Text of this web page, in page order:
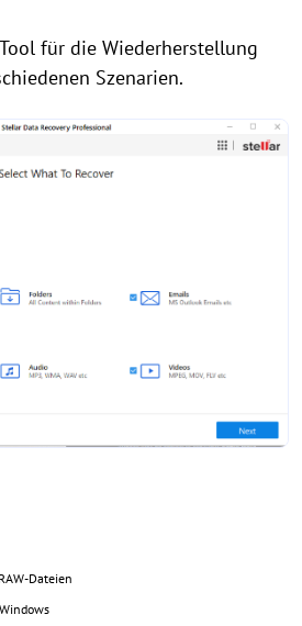
für die Wiederherstellung
Szenarien.
Dateien